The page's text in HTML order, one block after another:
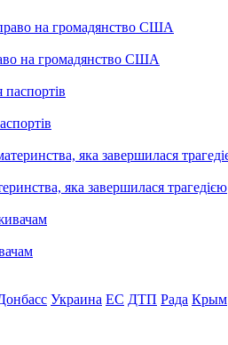
на громадянство США
яка завершилася трагедією
Украина ЕС ДТП Рада Крым